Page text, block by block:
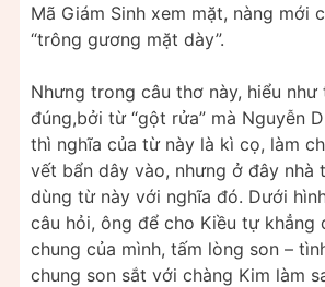
Mã Giám Sinh xem mặt, nàng mới
“trông gương mặt dày”.
Nhưng trong câu thơ này, hiểu như
đúng,bởi từ “gột rửa” mà Nguyễn
thì nghĩa của từ này là kì cọ, làm
vết bẩn dây vào, nhưng ở đây nhà
dùng từ này với nghĩa đó. Dưới
câu hỏi, ông để cho Kiều tự khẳng
chung của mình, tấm lòng son –
chung son sắt với chàng Kim làm